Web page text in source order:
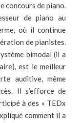
concours de piano.
de piano au
où il continue
de pianistes.
bimodal (il a
est le meilleur
auditive, même
Il s’efforce de
à des « TEDx
comment il a